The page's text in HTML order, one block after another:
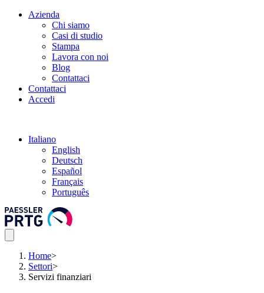
Azienda
Chi siamo
Casi di studio
Stampa
Lavora con noi
Blog
Contattaci
Contattaci
Accedi
Italiano
English
Deutsch
Español
Français
Português
Home>
Settori>
Servizi finanziari